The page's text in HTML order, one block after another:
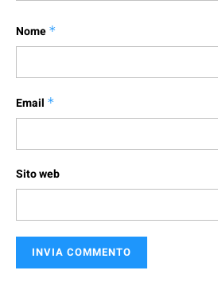
Nome *
Email *
Sito web